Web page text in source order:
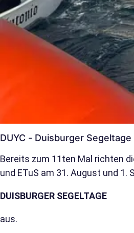
DUYC - Duisburger Segeltage
Bereits zum 11ten Mal richten
und ETuS am 31. August und 1.
DUISBURGER SEGELTAGE
aus.